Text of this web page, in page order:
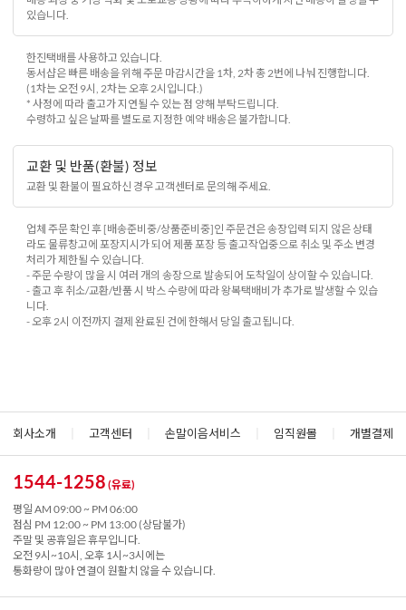
있습니다.
한진택배를 사용하고 있습니다.
동서샵은 빠른 배송을 위해 주문 마감시간을 1차, 2차 총 2번에 나눠 진행합니다.
(1차는 오전 9시, 2차는 오후 2시입니다.)
* 사정에 따라 출고가 지연될 수 있는 점 양해 부탁드립니다.
수령하고 싶은 날짜를 별도로 지정한 예약 배송은 불가합니다.
교환 및 반품(환불) 정보
교환 및 환불이 필요하신 경우 고객센터로 문의해 주세요.
업체 주문 확인 후 [배송준비중/상품준비중]인 주문건은 송장입력 되지 않은 상태
라도 물류창고에 포장지시가 되어 제품 포장 등 출고작업중으로 취소 및 주소 변경
처리가 제한될 수 있습니다.
- 주문 수량이 많을 시 여러 개의 송장으로 발송되어 도착일이 상이할 수 있습니다.
- 출고 후 취소/교환/반품 시 박스 수량에 따라 왕복택배비가 추가로 발생할 수 있습
니다.
- 오후 2시 이전까지 결제 완료된 건에 한해서 당일 출고됩니다.
회사소개 고객센터 손말이음서비스 임직원몰 개별결제
1544-1258 (유료)
평일 AM 09:00 ~ PM 06:00
점심 PM 12:00 ~ PM 13:00 (상담불가)
주말 및 공휴일은 휴무입니다.
오전 9시~10시, 오후 1시~3시에는
통화량이 많아 연결이 원활치 않을 수 있습니다.